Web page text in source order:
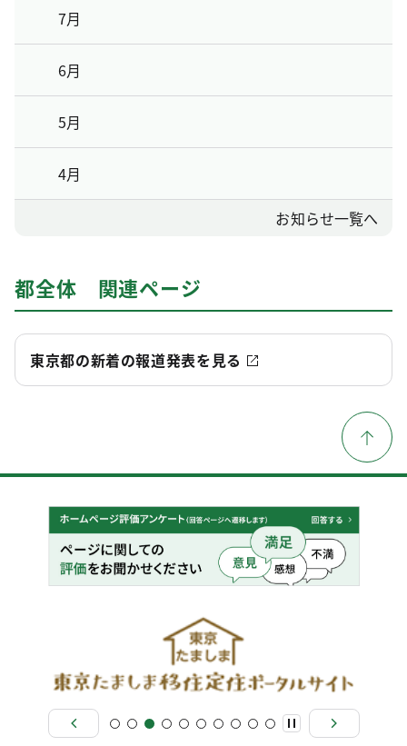
7月
6月
5月
4月
お知らせ一覧へ
都全体 関連ページ
東京都の新着の報道発表を見る